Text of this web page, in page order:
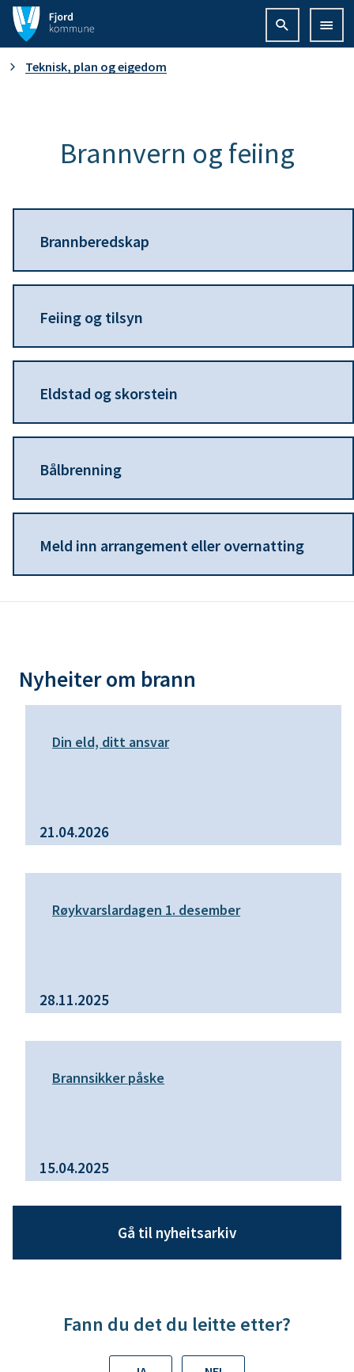
F
j
d
k
o
m
m
u
e
D
Teknisk, plan og eigedom
Brannvern og feiing
Brannberedskap
Feiing og tilsyn
Eldstad og skorstein
Bålbrenning
Meld inn arrangement eller overnatting
Nyheiter om brann
21.04.2026
Din eld, ditt ansvar
28.11.2025
Røykvarslardagen 1. desember
15.04.2025
Brannsikker påske
Gå til nyheitsarkiv
Fann du det du leitte etter?